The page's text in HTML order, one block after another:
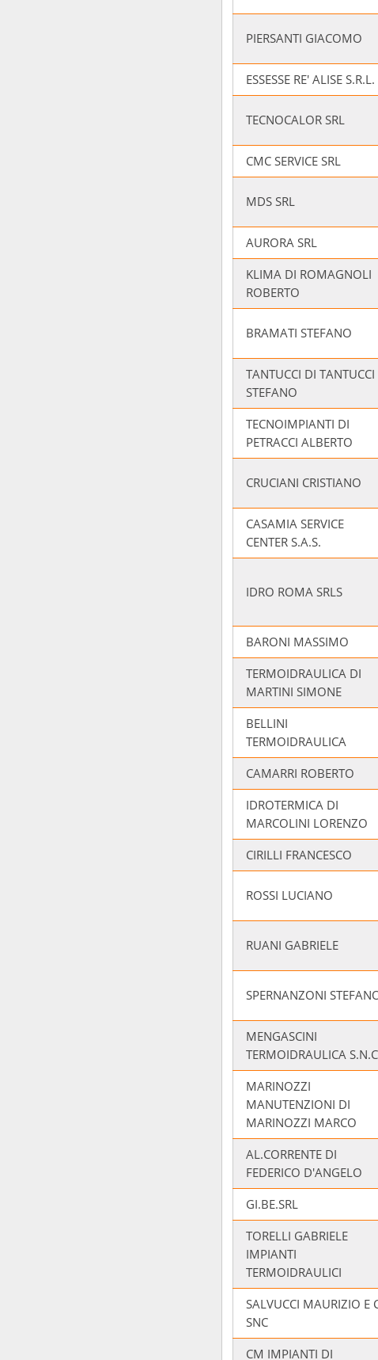
PIERSANTI GIACOMO
ESSESSE RE' ALISE S.R.L.
TECNOCALOR SRL
CMC SERVICE SRL
MDS SRL
AURORA SRL
KLIMA DI ROMAGNOLI
ROBERTO
BRAMATI STEFANO
TANTUCCI DI TANTUCCI
STEFANO
TECNOIMPIANTI DI
PETRACCI ALBERTO
CRUCIANI CRISTIANO
CASAMIA SERVICE
CENTER S.A.S.
IDRO ROMA SRLS
BARONI MASSIMO
TERMOIDRAULICA DI
MARTINI SIMONE
BELLINI
TERMOIDRAULICA
CAMARRI ROBERTO
IDROTERMICA DI
MARCOLINI LORENZO
CIRILLI FRANCESCO
ROSSI LUCIANO
RUANI GABRIELE
SPERNANZONI
MENGASCINI
TERMOIDRAULICA
MARINOZZI
MANUTENZIONI DI
MARINOZZI MARCO
AL.CORRENTE DI
FEDERICO D'ANGELO
GI.BE.SRL
TORELLI GABRIELE
IMPIANTI
TERMOIDRAULICI
SALVUCCI MAURIZIO E
SNC
CM IMPIANTI DI